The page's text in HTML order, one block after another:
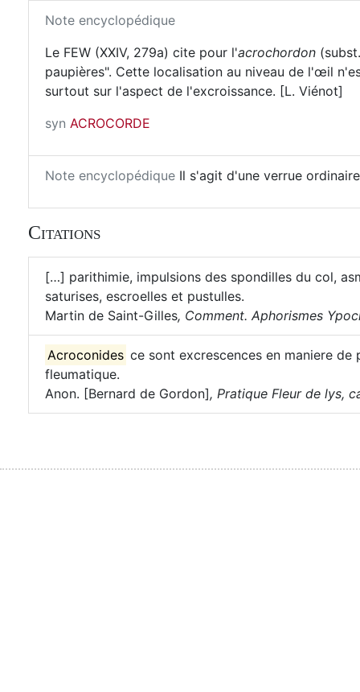
Note encyclopédique
Le FEW (XXIV, 279a) cite pour l'acrochordon
paupières". Cette localisation au niveau de l'œil
surtout sur l'aspect de l'excroissance. [L. Viénot]
syn ACROCORDE
Note encyclopédique Il s'agit d'une verrue
Citations
[…] parithimie, impulsions des spondilles du col,
saturises, escroelles et pustulles.
Martin de Saint-Gilles, Comment. Aphorismes
Acroconides ce sont excrescences en maniere
fleumatique.
Anon. [Bernard de Gordon], Pratique Fleur de lys,